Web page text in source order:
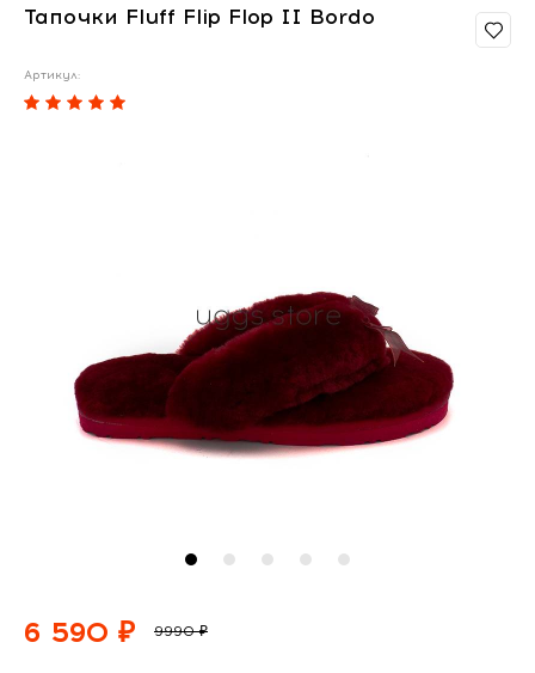
Тапочки Fluff Flip Flop II Bordo
Артикул:
6 590 ₽ 9990 ₽